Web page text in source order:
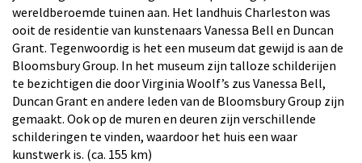
wereldberoemde tuinen aan. Het landhuis Charleston was
ooit de residentie van kunstenaars Vanessa Bell en Duncan
Grant. Tegenwoordig is het een museum dat gewijd is aan de
Bloomsbury Group. In het museum zijn talloze schilderijen
te bezichtigen die door Virginia Woolf’s zus Vanessa Bell,
Duncan Grant en andere leden van de Bloomsbury Group zijn
gemaakt. Ook op de muren en deuren zijn verschillende
schilderingen te vinden, waardoor het huis een waar
kunstwerk is. (ca. 155 km)